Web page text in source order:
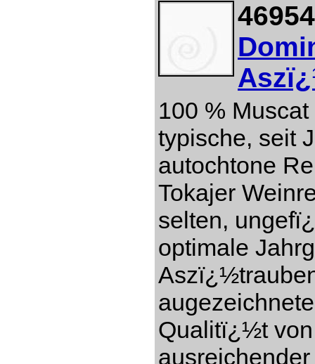
100 %
typische, seit
autochtone
Tokajer
selten,
optimale
Qualitï¿½t